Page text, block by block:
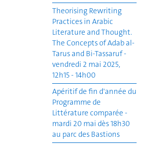
Theorising Rewriting
Practices in Arabic
Literature and Thought.
The Concepts of Adab al-
Tarus and Bi-Tassaruf -
vendredi 2 mai 2025,
12h15 - 14h00
Apéritif de fin d'année du
Programme de
Littérature comparée -
mardi 20 mai dès 18h30
au parc des Bastions